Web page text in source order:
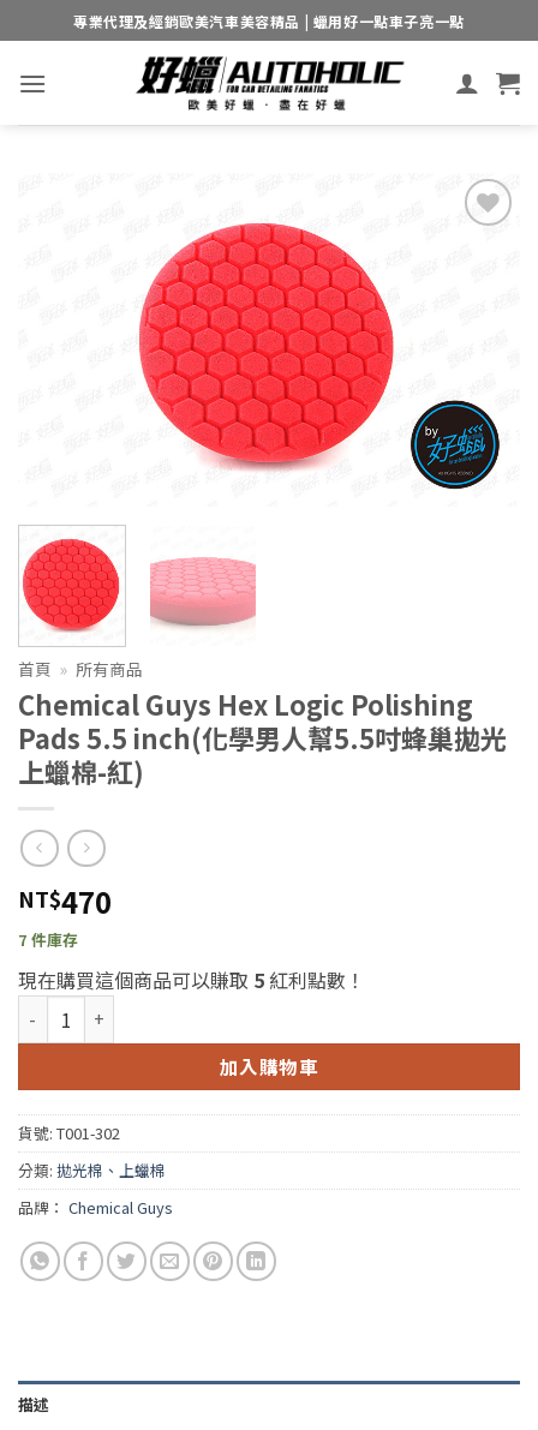
to
content
專業代理及經銷歐美汽車美容精品 | 蠟用好一點車子亮一點
首頁 » 所有商品
Chemical Guys Hex Logic Polishing
Pads 5.5 inch(化學男人幫5.5吋蜂巢拋光
上蠟棉-紅)
NT$470
7 件庫存
現在購買這個商品可以賺取 5紅利點數！
Chemical Guys Hex Logic Polishing Pads 5.5 inch(化學男人幫
加入購物車
貨號: T001-302
分類: 拋光棉、上蠟棉
品牌： Chemical Guys
描述